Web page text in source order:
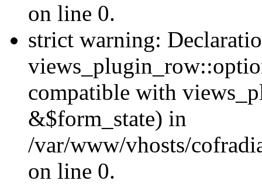
on line 0.
strict warning:
compatible with
&$form_state) in
/var/www/vhosts/
on line 0.